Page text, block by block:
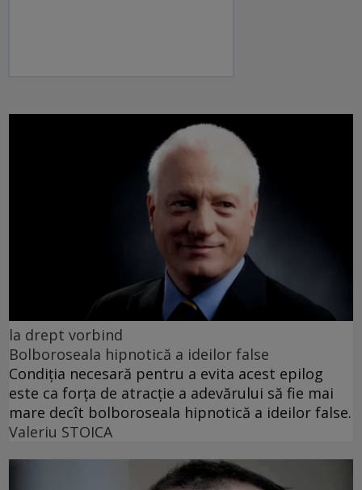
la drept vorbind
Bolboroseala hipnotică a ideilor false
Condiția necesară pentru a evita acest epilog
este ca forța de atracție a adevărului să fie mai
mare decît bolboroseala hipnotică a ideilor false.
Valeriu STOICA